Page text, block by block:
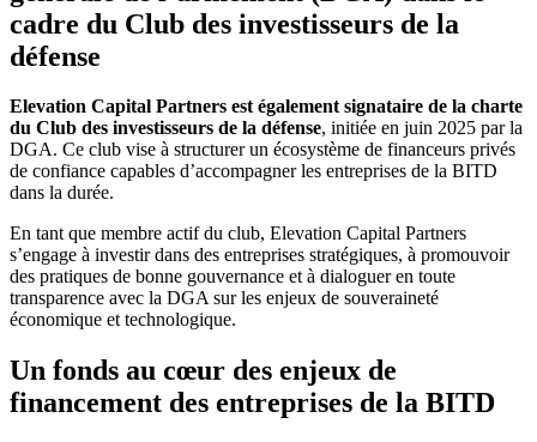
cadre du Club des investisseurs de la
défense
Elevation Capital Partners est également signataire de la charte
du Club des investisseurs de la défense, initiée en juin 2025 par la
DGA. Ce club vise à structurer un écosystème de financeurs privés
de confiance capables d’accompagner les entreprises de la BITD
dans la durée.
En tant que membre actif du club, Elevation Capital Partners
s’engage à investir dans des entreprises stratégiques, à promouvoir
des pratiques de bonne gouvernance et à dialoguer en toute
transparence avec la DGA sur les enjeux de souveraineté
économique et technologique.
Un fonds au cœur des enjeux de
financement des entreprises de la BITD